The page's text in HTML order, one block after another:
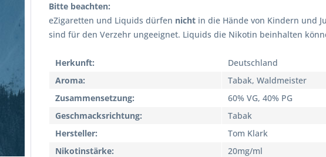
Bitte beachten:
eZigaretten und Liquids dürfen nicht in die Hände von Kindern und
sind für den Verzehr ungeeignet. Liquids die Nikotin beinhalten
Herkunft:
Deutschland
Aroma:
Tabak, Waldmeister
Zusammensetzung:
60% VG, 40% PG
Geschmacksrichtung:
Tabak
Hersteller:
Tom Klark
Nikotinstärke:
20mg/ml